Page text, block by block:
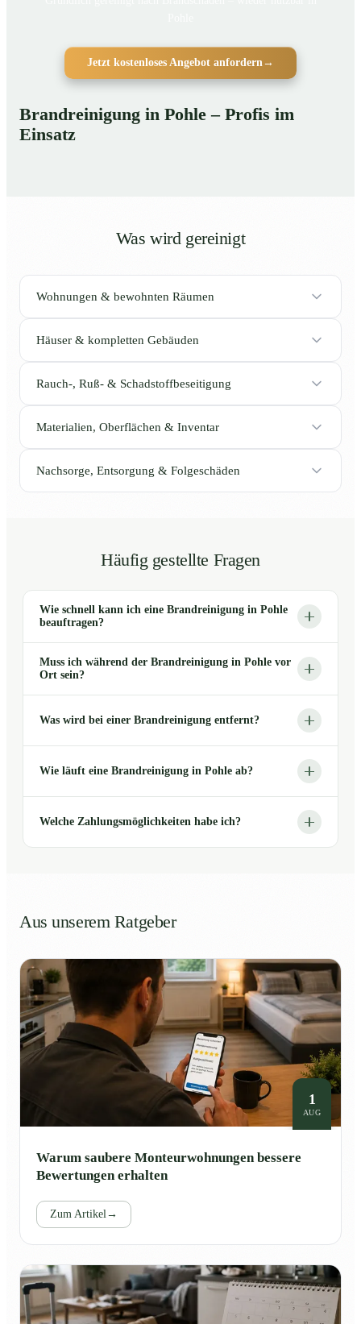
Jetzt kostenloses Angebot anfordern→
Brandreinigung in Pohle – Profis im
Einsatz
Was wird gereinigt
Wohnungen & bewohnten Räumen
Häuser & kompletten Gebäuden
Rauch-, Ruß- & Schadstoffbeseitigung
Materialien, Oberflächen & Inventar
Nachsorge, Entsorgung & Folgeschäden
Häufig gestellte Fragen
Wie schnell kann ich eine Brandreinigung in Pohle
beauftragen?
Muss ich während der Brandreinigung in Pohle vor
Ort sein?
Was wird bei einer Brandreinigung entfernt?
Wie läuft eine Brandreinigung in Pohle ab?
Welche Zahlungsmöglichkeiten habe ich?
Aus unserem Ratgeber
1
AUG
Warum saubere Monteurwohnungen bessere
Bewertungen erhalten
Zum Artikel→